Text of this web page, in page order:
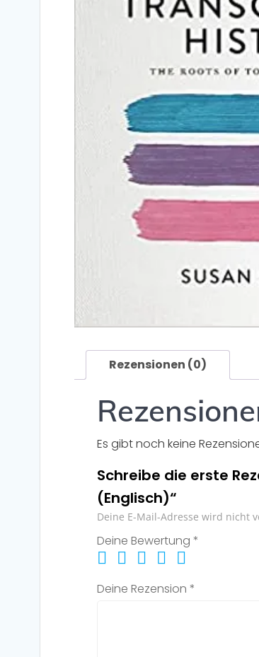
Rezensionen (0)
Es gibt noch keine
Schreibe die erste
(Englisch)“
Deine E-Mail-Adresse wird nicht
Deine Bewertung *
Deine Rezension *